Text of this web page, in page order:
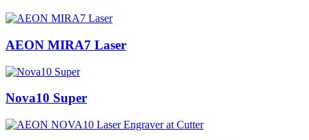
AEON MIRA7 Laser
Nova10 Super